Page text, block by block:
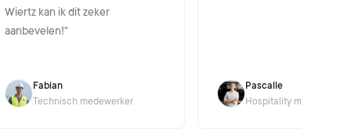
Wiertz kan ik dit zeker
aanbevelen!"
Fabian
Technisch medewerker
Pascalle
Hospitality medewerker